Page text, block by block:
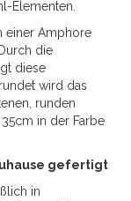
Elementen.
einer Amphore
die
diese
wird das
runden
in der Farbe
gefertigt
in